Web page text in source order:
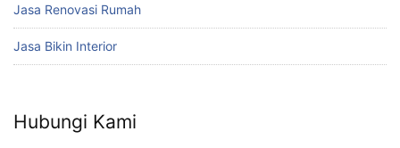
Jasa Renovasi Rumah
Jasa Bikin Interior
Hubungi Kami